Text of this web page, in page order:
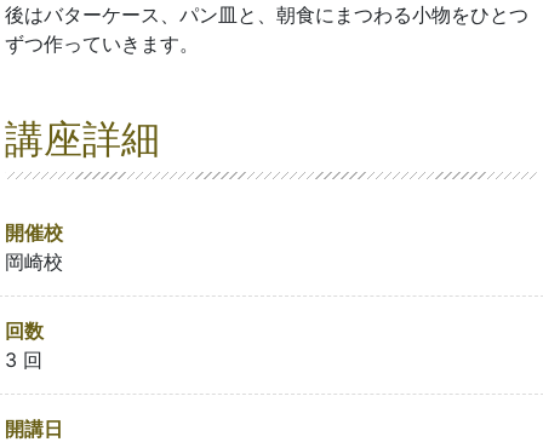
後はバターケース、パン皿と、朝食にまつわる小物をひとつ
ずつ作っていきます。
講座詳細
開催校
岡崎校
回数
3 回
開講日